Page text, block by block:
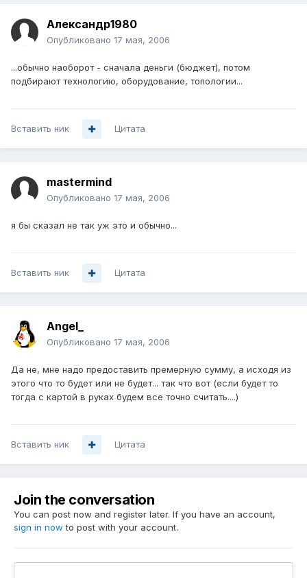
Александр1980
Опубликовано 17 мая, 2006
...обычно наоборот - сначала деньги (бюджет), потом
подбирают технологию, оборудование, топологии...
Вставить ник Цитата
mastermind
Опубликовано 17 мая, 2006
я бы сказал не так уж это и обычно...
Вставить ник Цитата
Angel_
Опубликовано 17 мая, 2006
Да не, мне надо предоставить премерную сумму, а исходя из
этого что то будет или не будет... так что вот (если будет то
тогда с картой в руках будем все точно считать....)
Вставить ник Цитата
Join the conversation
You can post now and register later. If you have an account,
sign in now to post with your account.